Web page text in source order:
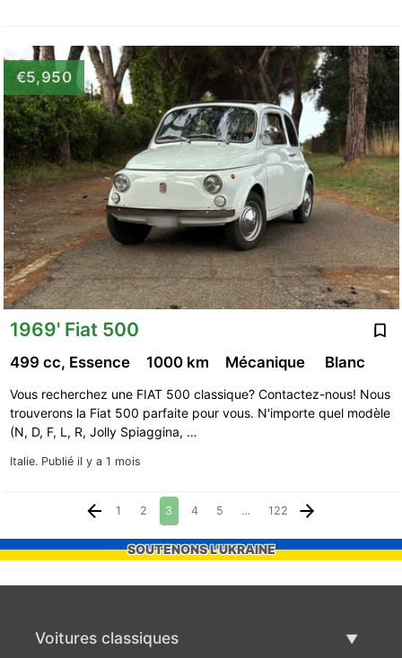
€5,950
1969' Fiat 500
Italie. Publié il y a 1 mois
499 cc, Essence 1000 km Mécanique Blanc
Vous recherchez une FIAT 500 classique? Contactez-nous! Nous
trouverons la Fiat 500 parfaite pour vous. N'importe quel modèle
(N, D, F, L, R, Jolly Spiaggina, …
1 2 3 4 5 … 122
SOUTENONS L'UKRAINE
Voitures classiques